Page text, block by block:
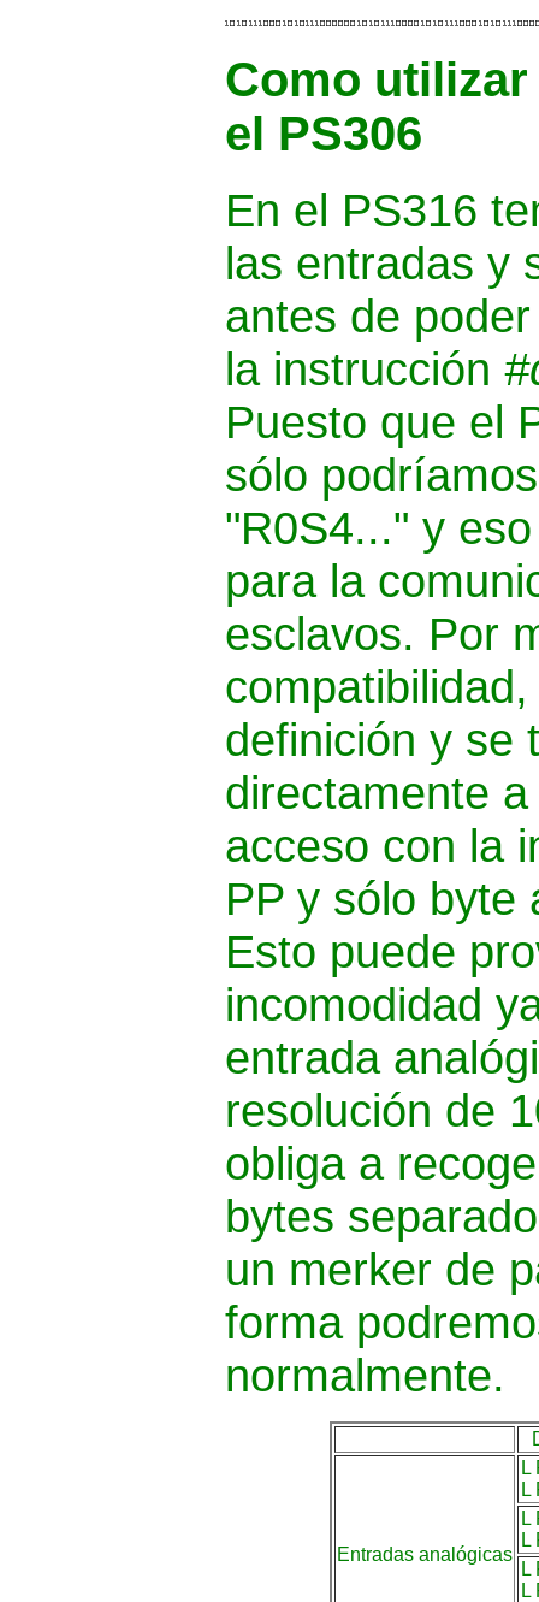
Como
el PS306
En el PS316
las entradas y
antes de
la instrucción
Puesto que el
sólo
"R0S4..." y
para la
esclavos. Por
definición y se
directamente
acceso con la
PP y sólo byte
Esto puede
incomodidad
entrada
resolución de
obliga a
bytes
un merker de
forma
normalmente.
Entradas analógicas
L
L
L
L
L
L